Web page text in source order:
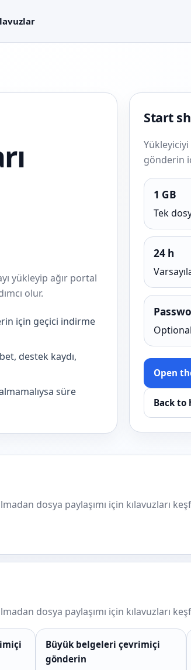
yükleyip ağır portal
olur.
için geçici indirme
destek kaydı,
süre
Start
Yükleyiciyi
gönderin
1 GB
Tek
24 h
Open
Back to
dosya paylaşımı için kılavuzları
dosya paylaşımı için kılavuzları
Büyük belgeleri çevrimiçi
gönderin